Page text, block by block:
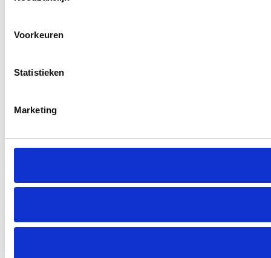
Voorkeuren
Statistieken
Marketing